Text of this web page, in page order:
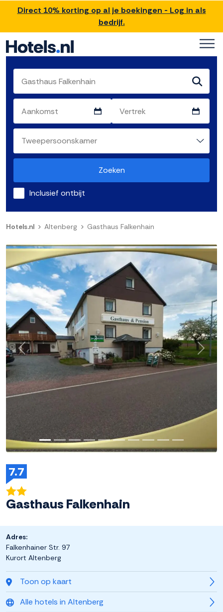
Direct 10% korting op al je boekingen - Log in als
bedrijf.
Zoeken
Inclusief ontbijt
Hotels.nl Altenberg Gasthaus Falkenhain
7.7
Gasthaus Falkenhain
Toon op kaart
Alle hotels in Altenberg
Adres:
Falkenhainer Str. 97
Kurort Altenberg